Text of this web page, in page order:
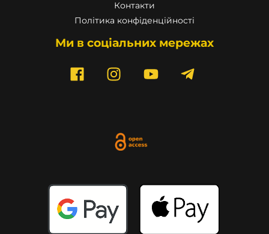
Контакти
Політика конфіденційності
Ми в соціальних мережах